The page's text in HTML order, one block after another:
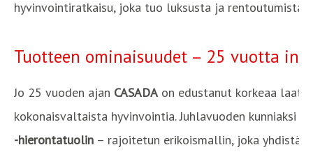
hyvinvointiratkaisu, joka tuo luksusta ja rentoutumista
Tuotteen ominaisuudet – 25 vuotta
Jo 25 vuoden ajan CASADA on edustanut korkeaa
kokonaisvaltaista hyvinvointia. Juhlavuoden kunniaksi
-hierontatuolin – rajoitetun erikoismallin, joka